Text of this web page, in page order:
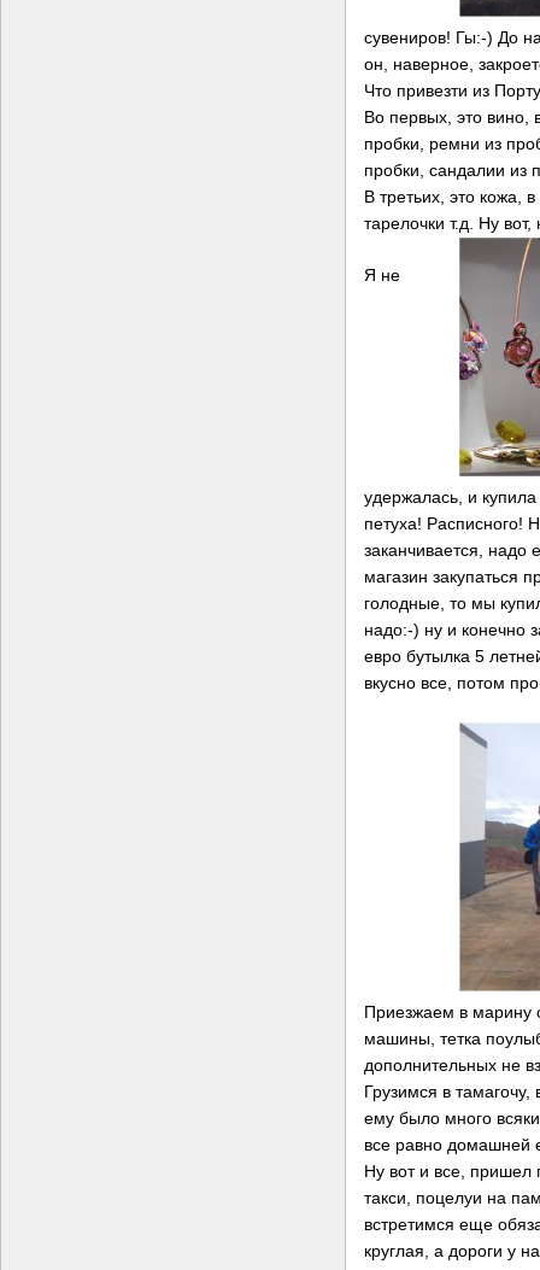
сувениров! Гы:-) До
он, наверное,
Что привезти из
Во первых, это вино,
пробки, ремни из
пробки, сандалии из
В третьих, это кожа,
тарелочки т.д. Ну вот,
Я не
удержалась, и
петуха! Расписного!
заканчивается, надо
магазин закупаться
голодные, то мы
надо:-) ну и конечно
евро бутылка 5
вкусно все, потом
Приезжаем в марину
машины, тетка
дополнительных не
Грузимся в
ему было много
все равно домашней
Ну вот и все, пришел
такси, поцелуи на
встретимся еще
круглая, а дороги у